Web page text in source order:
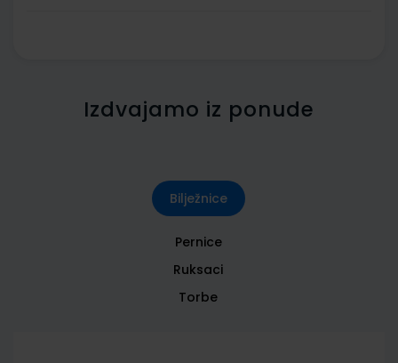
Izdvajamo iz ponude
Bilježnice
Pernice
Ruksaci
Torbe